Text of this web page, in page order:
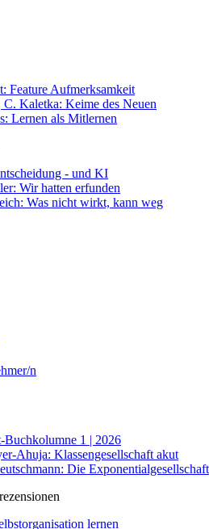
Feature Aufmerksamkeit
Kaletka: Keime des Neuen
Lernen als Mitlernen
- und KI
Wir hatten erfunden
Was nicht wirkt, kann weg
n
Buchkolumne 1 | 2026
Ahuja: Klassengesellschaft akut
Die Exponentialgesellschaft
lernen